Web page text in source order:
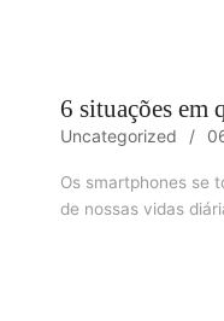
6 situações em
Uncategorized
Os smartphones se
de nossas vidas